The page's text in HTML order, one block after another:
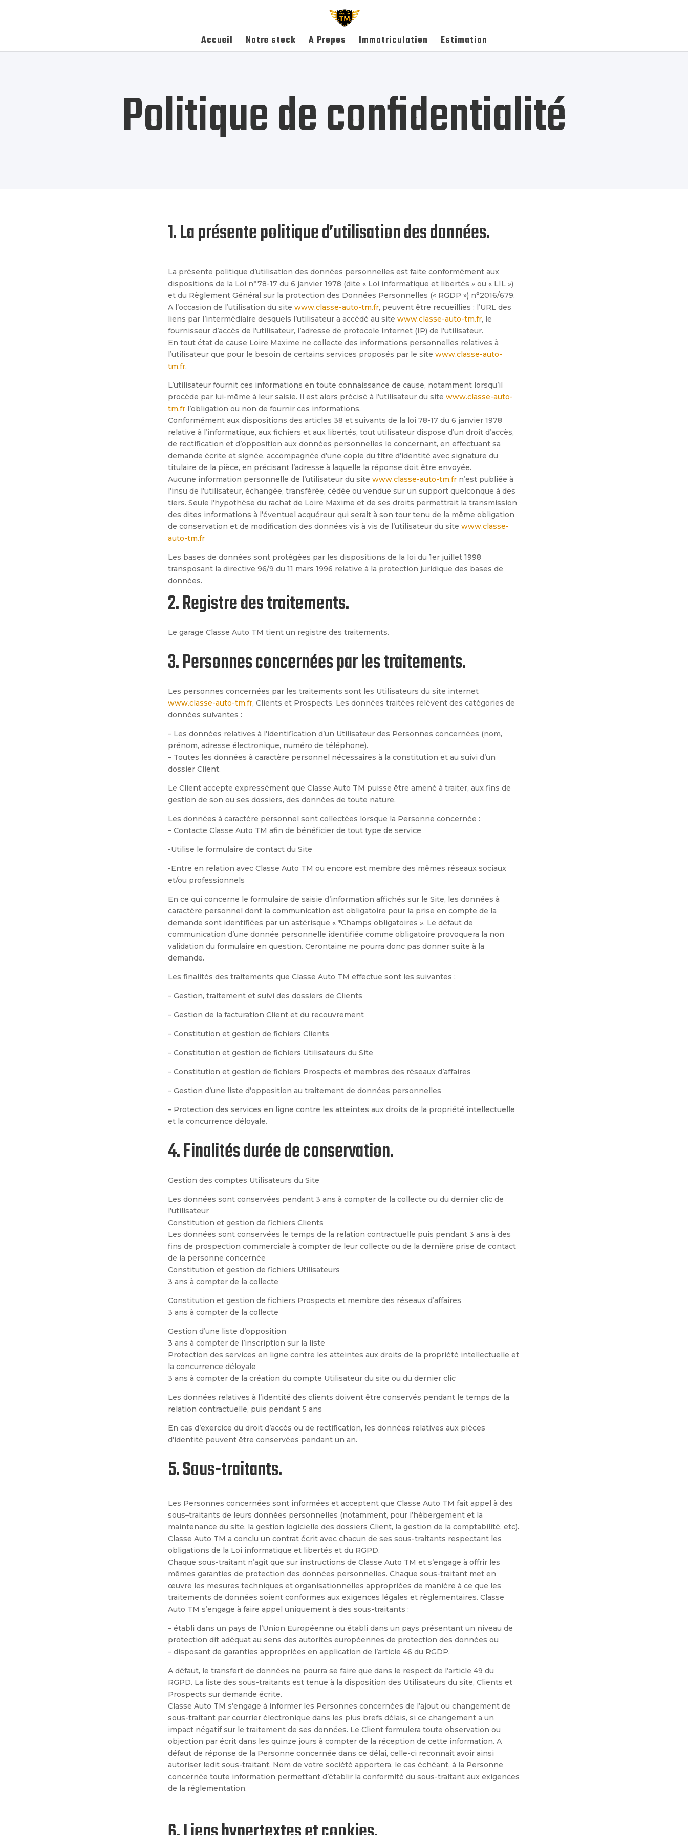
Accueil Notre stock A Propos Immatriculation Estimation
Politique de confidentialité
1. La présente politique d’utilisation des données.
La présente politique d’utilisation des données personnelles est faite conformément aux
dispositions de la Loi n°78-17 du 6 janvier 1978 (dite « Loi informatique et libertés » ou « LIL »)
et du Règlement Général sur la protection des Données Personnelles (« RGDP ») n°2016/679.
A l’occasion de l’utilisation du site www.classe-auto-tm.fr, peuvent être recueillies : l’URL des
liens par l’intermédiaire desquels l’utilisateur a accédé au site www.classe-auto-tm.fr, le
fournisseur d’accès de l’utilisateur, l’adresse de protocole Internet (IP) de l’utilisateur.
En tout état de cause Loire Maxime ne collecte des informations personnelles relatives à
l’utilisateur que pour le besoin de certains services proposés par le site www.classe-auto-
tm.fr.
L’utilisateur fournit ces informations en toute connaissance de cause, notamment lorsqu’il
procède par lui-même à leur saisie. Il est alors précisé à l’utilisateur du site www.classe-auto-
tm.frl’obligation ou non de fournir ces informations.
Conformément aux dispositions des articles 38 et suivants de la loi 78-17 du 6 janvier 1978
relative à l’informatique, aux fichiers et aux libertés, tout utilisateur dispose d’un droit d’accès,
de rectification et d’opposition aux données personnelles le concernant, en effectuant sa
demande écrite et signée, accompagnée d’une copie du titre d’identité avec signature du
titulaire de la pièce, en précisant l’adresse à laquelle la réponse doit être envoyée.
Aucune information personnelle de l’utilisateur du site www.classe-auto-tm.frn’est publiée à
l’insu de l’utilisateur, échangée, transférée, cédée ou vendue sur un support quelconque à des
tiers. Seule l’hypothèse du rachat de Loire Maxime et de ses droits permettrait la transmission
des dites informations à l’éventuel acquéreur qui serait à son tour tenu de la même obligation
de conservation et de modification des données vis à vis de l’utilisateur du site www.classe-
auto-tm.fr
Les bases de données sont protégées par les dispositions de la loi du 1er juillet 1998
transposant la directive 96/9 du 11 mars 1996 relative à la protection juridique des bases de
données.
2. Registre des traitements.
Le garage Classe Auto TM tient un registre des traitements.
3. Personnes concernées par les traitements.
Les personnes concernées par les traitements sont les Utilisateurs du site internet
www.classe-auto-tm.fr, Clients et Prospects. Les données traitées relèvent des catégories de
données suivantes :
– Les données relatives à l’identification d’un Utilisateur des Personnes concernées (nom,
prénom, adresse électronique, numéro de téléphone).
–Toutes les données à caractère personnel nécessaires à la constitution et au suivi d’un
dossier Client.
Le Client accepte expressément que Classe Auto TM puisse être amené à traiter, aux fins de
gestion de son ou ses dossiers, des données de toute nature.
Les données à caractère personnel sont collectées lorsque la Personne concernée :
– Contacte Classe Auto TM afin de bénéficier de tout type de service
-Utilise le formulaire de contact du Site
-Entre en relation avec Classe Auto TM ou encore est membre des mêmes réseaux sociaux
et/ou professionnels
En ce qui concerne le formulaire de saisie d’information affichés sur le Site, les données à
caractère personnel dont la communication est obligatoire pour la prise en compte de la
demande sont identifiées par un astérisque « *Champs obligatoires ». Le défaut de
communication d’une donnée personnelle identifiée comme obligatoire provoquera la non
validation du formulaire en question. Cerontaine ne pourra donc pas donner suite à la
demande.
Les finalités des traitements que Classe Auto TM effectue sont les suivantes :
– Gestion, traitement et suivi des dossiers de Clients
– Gestion de la facturation Client et du recouvrement
– Constitution et gestion de fichiers Clients
– Constitution et gestion de fichiers Utilisateurs du Site
– Constitution et gestion de fichiers Prospects et membres des réseaux d’affaires
– Gestion d’une liste d’opposition au traitement de données personnelles
– Protection des services en ligne contre les atteintes aux droits de la propriété intellectuelle
et la concurrence déloyale.
4. Finalités durée de conservation.
Gestion des comptes Utilisateurs du Site
Les données sont conservées pendant 3 ans à compter de la collecte ou du dernier clic de
l’utilisateur
Constitution et gestion de fichiers Clients
Les données sont conservées le temps de la relation contractuelle puis pendant 3 ans à des
fins de prospection commerciale à compter de leur collecte ou de la dernière prise de contact
de la personne concernée
Constitution et gestion de fichiers Utilisateurs
3 ans à compter de la collecte
Constitution et gestion de fichiers Prospects et membre des réseaux d’affaires
3 ans à compter de la collecte
Gestion d’une liste d’opposition
3 ans à compter de l’inscription sur la liste
Protection des services en ligne contre les atteintes aux droits de la propriété intellectuelle et
la concurrence déloyale
3 ans à compter de la création du compte Utilisateur du site ou du dernier clic
Les données relatives à l’identité des clients doivent être conservés pendant le temps de la
relation contractuelle, puis pendant 5 ans
En cas d’exercice du droit d’accès ou de rectification, les données relatives aux pièces
d’identité peuvent être conservées pendant un an.
5. Sous-traitants.
Les Personnes concernées sont informées et acceptent que Classe Auto TM fait appel à des
sous–traitants de leurs données personnelles (notamment, pour l’hébergement et la
maintenance du site, la gestion logicielle des dossiers Client, la gestion de la comptabilité, etc).
Classe Auto TM a conclu un contrat écrit avec chacun de ses sous-traitants respectant les
obligations de la Loi informatique et libertés et du RGPD.
Chaque sous-traitant n’agit que sur instructions de Classe Auto TM et s’engage à offrir les
mêmes garanties de protection des données personnelles. Chaque sous-traitant met en
œuvre les mesures techniques et organisationnelles appropriées de manière à ce que les
traitements de données soient conformes aux exigences légales et règlementaires. Classe
Auto TM s’engage à faire appel uniquement à des sous-traitants :
– établi dans un pays de l’Union Européenne ou établi dans un pays présentant un niveau de
protection dit adéquat au sens des autorités européennes de protection des données ou
– disposant de garanties appropriées en application de l’article 46 du RGDP.
A défaut, le transfert de données ne pourra se faire que dans le respect de l’article 49 du
RGPD. La liste des sous-traitants est tenue à la disposition des Utilisateurs du site, Clients et
Prospects sur demande écrite.
Classe Auto TM s’engage à informer les Personnes concernées de l’ajout ou changement de
sous-traitant par courrier électronique dans les plus brefs délais, si ce changement a un
impact négatif sur le traitement de ses données. Le Client formulera toute observation ou
objection par écrit dans les quinze jours à compter de la réception de cette information. A
défaut de réponse de la Personne concernée dans ce délai, celle-ci reconnaît avoir ainsi
autoriser ledit sous-traitant. Nom de votre société apportera, le cas échéant, à la Personne
concernée toute information permettant d’établir la conformité du sous-traitant aux exigences
de la réglementation.